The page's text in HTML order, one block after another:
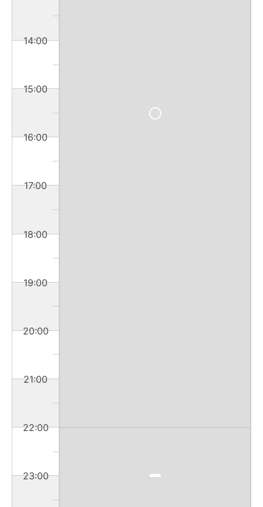
14:00
15:00
16:00
17:00
18:00
19:00
20:00
21:00
22:00
23:00